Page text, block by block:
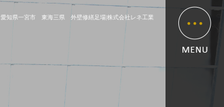
愛知県一宮市 東海三県 外壁修繕足場|株式会社レネ工業